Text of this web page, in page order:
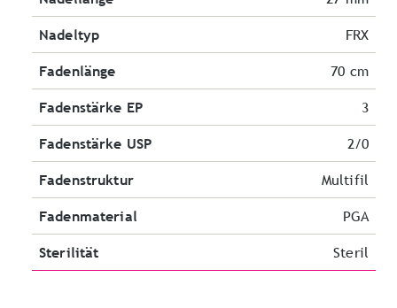
Nadeltyp FRX
Fadenlänge 70 cm
Fadenstärke EP 3
Fadenstärke USP 2/0
Fadenstruktur Multifil
Fadenmaterial PGA
Sterilität Steril